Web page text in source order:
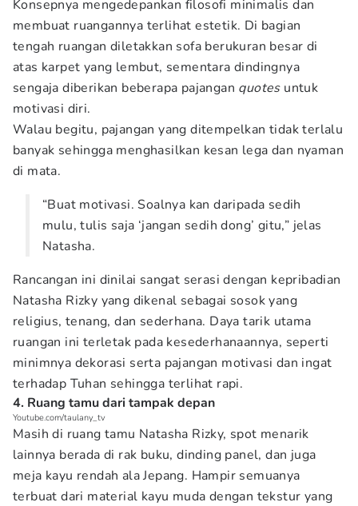
Konsepnya mengedepankan filosofi minimalis dan
membuat ruangannya terlihat estetik. Di bagian
tengah ruangan diletakkan sofa berukuran besar di
atas karpet yang lembut, sementara dindingnya
sengaja diberikan beberapa pajangan quotesuntuk
motivasi diri.
Walau begitu, pajangan yang ditempelkan tidak terlalu
banyak sehingga menghasilkan kesan lega dan nyaman
di mata.
“Buat motivasi. Soalnya kan daripada sedih
mulu, tulis saja ‘jangan sedih dong’ gitu,” jelas
Natasha.
Rancangan ini dinilai sangat serasi dengan kepribadian
Natasha Rizky yang dikenal sebagai sosok yang
religius, tenang, dan sederhana. Daya tarik utama
ruangan ini terletak pada kesederhanaannya, seperti
minimnya dekorasi serta pajangan motivasi dan ingat
terhadap Tuhan sehingga terlihat rapi.
4. Ruang tamu dari tampak depan
Youtube.com/taulany_tv
Masih di ruang tamu Natasha Rizky, spot menarik
lainnya berada di rak buku, dinding panel, dan juga
meja kayu rendah ala Jepang. Hampir semuanya
terbuat dari material kayu muda dengan tekstur yang